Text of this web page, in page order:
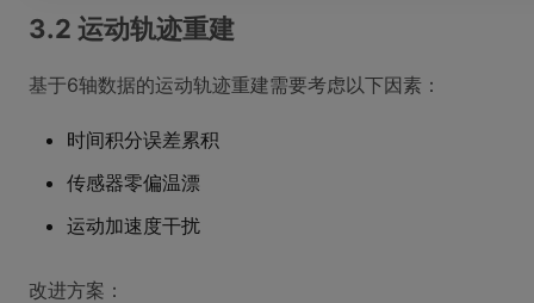
3.2 运动轨迹重建
基于6轴数据的运动轨迹重建需要考虑以下因素：
时间积分误差累积
传感器零偏温漂
运动加速度干扰
改进方案：